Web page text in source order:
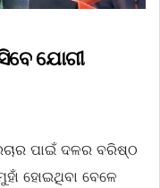
ଯୋଗୀ
ପାଇଁ ଦଳର ବରିଷ୍ଠ
ହୋଇଥିବା ବେଳେ